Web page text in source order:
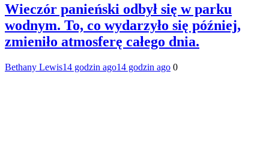
Wieczór panieński odbył się w parku
wodnym. To, co wydarzyło się później,
zmieniło atmosferę całego dnia.
Bethany Lewis14 godzin ago14 godzin ago 0